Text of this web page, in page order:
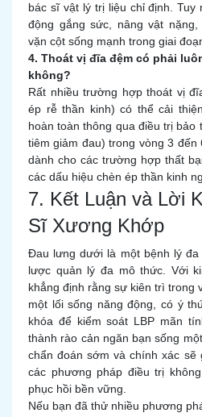
bác sĩ vật lý trị liệu chỉ định. Tuy
động gắng sức, nâng vật
vặn cột sống mạnh trong giai
4. Thoát vị đĩa đệm có phải
không?
Rất nhiều trường hợp thoát vị
ép rễ thần kinh) có thể cải
hoàn toàn thông qua điều trị bảo
tiêm giảm đau) trong vòng 3
dành cho các trường hợp thất
các dấu hiệu chèn ép thần kinh
7. Kết Luận và Lời
Sĩ Xương Khớp
Đau lưng dưới là một bệnh lý đa
lược quản lý đa mô thức. Với
khẳng định rằng sự kiên trì trong
một lối sống năng động, có ý
khóa để kiểm soát LBP mãn
thành rào cản ngăn bạn sống
chẩn đoán sớm và chính xác sẽ
các phương pháp điều trị
phục hồi bền vững.
Nếu bạn đã thử nhiều phương